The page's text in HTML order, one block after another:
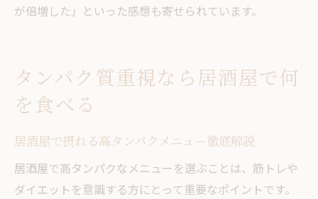
が倍増した」といった感想も寄せられています。
タンパク質重視なら居酒屋で何
を食べる
居酒屋で摂れる高タンパクメニュー徹底解説
居酒屋で高タンパクなメニューを選ぶことは、筋トレや
ダイエットを意識する方にとって重要なポイントです。